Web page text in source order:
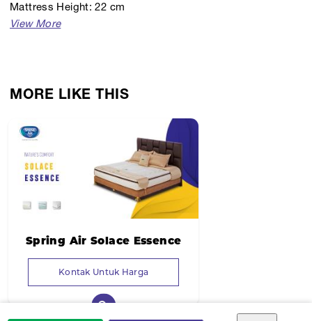
Mattress Height: 22 cm
MORE LIKE THIS
Spring Air Solace Essence
Kontak Untuk Harga